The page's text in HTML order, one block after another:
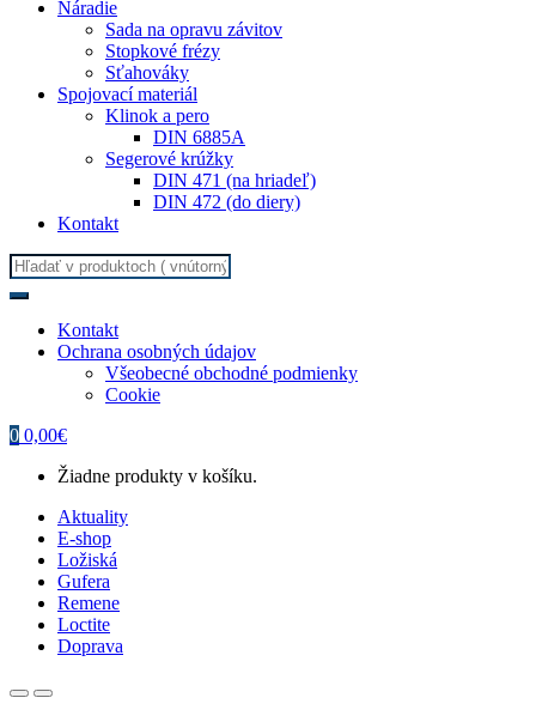
Náradie
Sada na opravu závitov
Stopkové frézy
Sťahováky
Spojovací materiál
Klinok a pero
DIN 6885A
Segerové krúžky
DIN 471 (na hriadeľ)
DIN 472 (do diery)
Kontakt
Search
for:
Kontakt
Ochrana osobných údajov
Všeobecné obchodné podmienky
Cookie
0 0,00€
Žiadne produkty v košíku.
Aktuality
E-shop
Ložiská
Gufera
Remene
Loctite
Doprava